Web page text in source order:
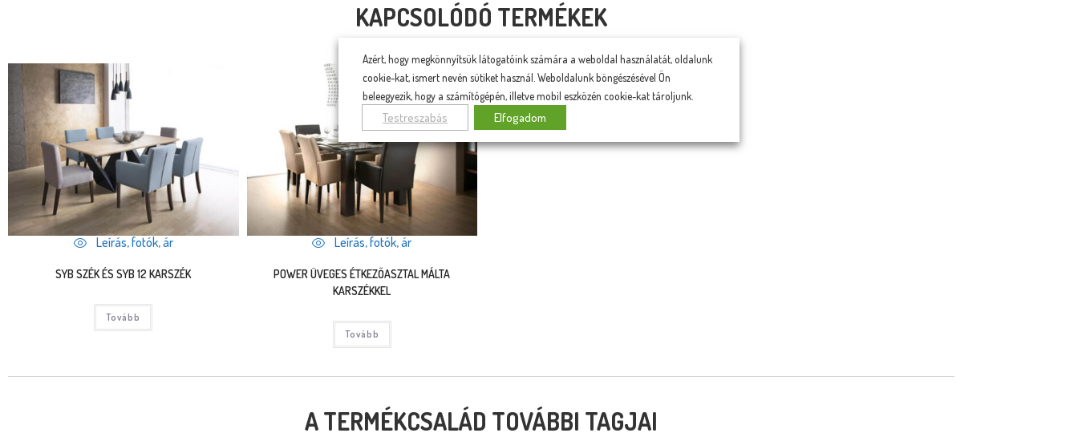
KAPCSOLÓDÓ TERMÉKEK
Leírás, fotók, ár
SYB SZÉK ÉS SYB 12 KARSZÉK
Tovább
Leírás, fotók, ár
POWER ÜVEGES ÉTKEZŐASZTAL MÁLTA
KARSZÉKKEL
Tovább
A TERMÉKCSALÁD TOVÁBBI TAGJAI
Azért, hogy megkönnyítsük látogatóink számára a weboldal használatát, oldalunk
cookie-kat, ismert nevén sütiket használ. Weboldalunk böngészésével Ön
beleegyezik, hogy a számítógépén, illetve mobil eszközén cookie-kat tároljunk.
Testreszabás Elfogadom